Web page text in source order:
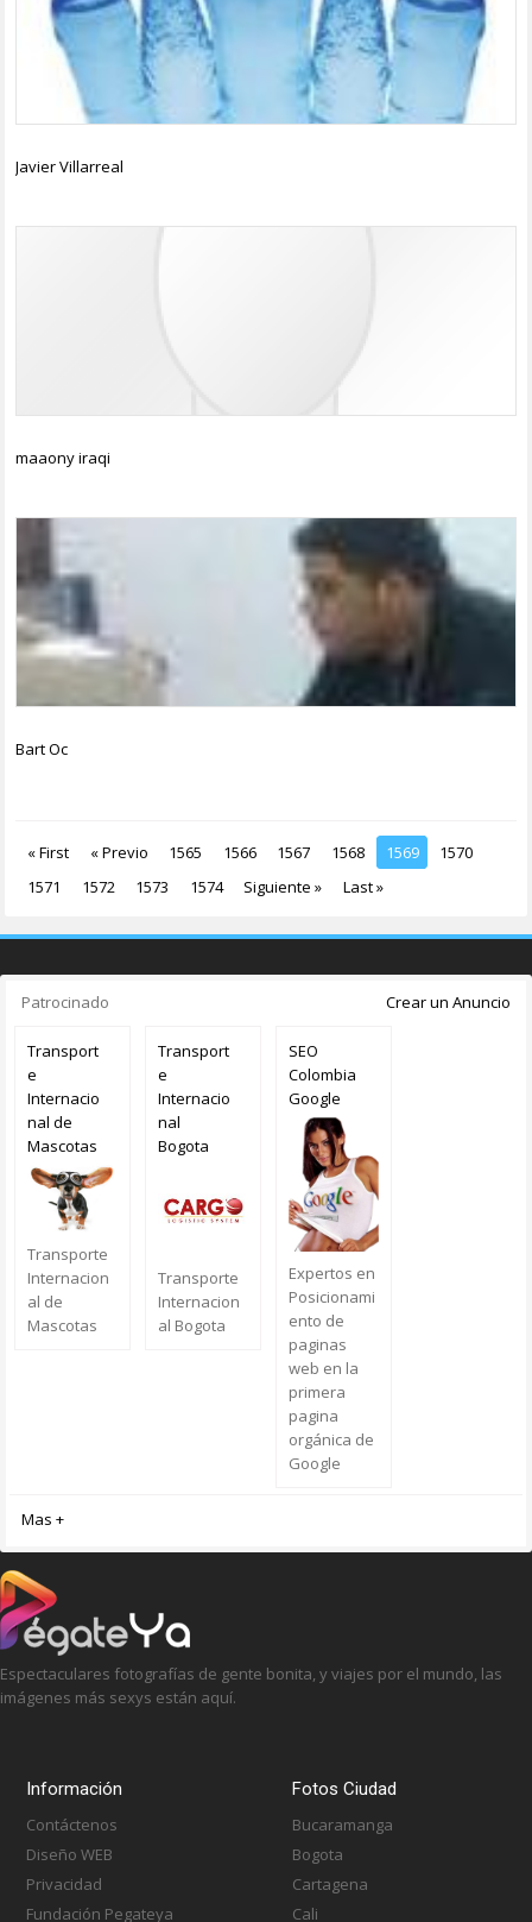
Javier Villarreal
maaony iraqi
Bart Oc
« First « Previo 1565 1566 1567 1568 1569
1570
1571
1572 1573 1574 Siguiente » Last »
Patrocinado Crear un Anuncio
Transport
e
Internacio
nal de
Mascotas
Transporte
Internacion
al de
Mascotas
Transport
e
Internacio
nal
Bogota
Transporte
Internacion
al Bogota
SEO
Colombia
Google
Expertos en
Posicionami
ento de
paginas
web en la
primera
pagina
orgánica de
Google
Mas +
Espectaculares fotografías de gente bonita, y viajes por el mundo, las
imágenes más sexys están aquí.
Información
Contáctenos
Diseño WEB
Privacidad
Fundación Pegateya
Fotos Ciudad
Bucaramanga
Bogota
Cartagena
Cali